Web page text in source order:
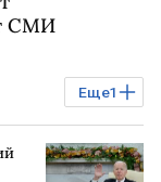
СМИ
Еще1